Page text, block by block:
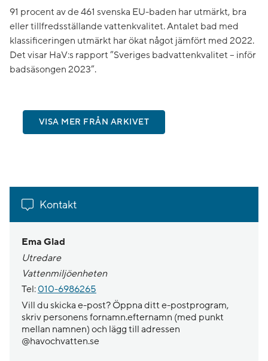
91 procent av de 461 svenska EU-baden har utmärkt, bra
eller tillfredsställande vattenkvalitet. Antalet bad med
klassificeringen utmärkt har ökat något jämfört med 2022.
Det visar HaV:s rapport ”Sveriges badvattenkvalitet – inför
badsäsongen 2023”.
VISA MER FRÅN ARKIVET
Kontakt
Ema Glad
Utredare
Vattenmiljöenheten
Tel: 010-6986265
Vill du skicka e-post? Öppna ditt e-postprogram,
skriv personens fornamn.efternamn (med punkt
mellan namnen) och lägg till adressen
@havochvatten.se